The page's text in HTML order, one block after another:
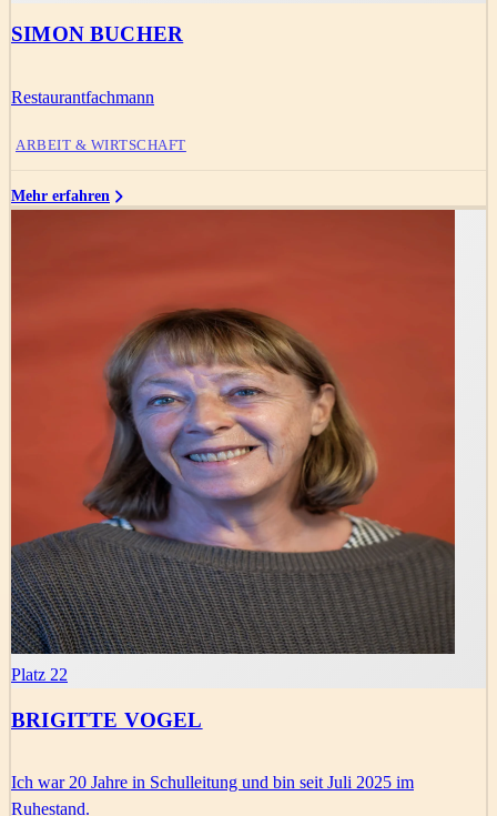
SIMON BUCHER
Restaurantfachmann
ARBEIT & WIRTSCHAFT
Mehr erfahren
Platz 22
BRIGITTE VOGEL
Ich war 20 Jahre in Schulleitung und bin seit Juli 2025 im
Ruhestand.